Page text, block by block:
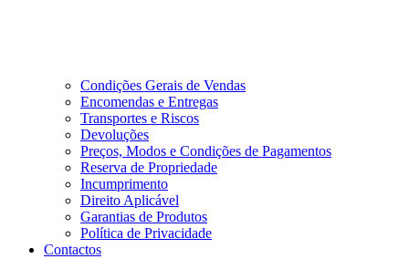
Condições Gerais de Vendas
Encomendas e Entregas
Transportes e Riscos
Devoluções
Preços, Modos e Condições de Pagamentos
Reserva de Propriedade
Incumprimento
Direito Aplicável
Garantias de Produtos
Política de Privacidade
Contactos